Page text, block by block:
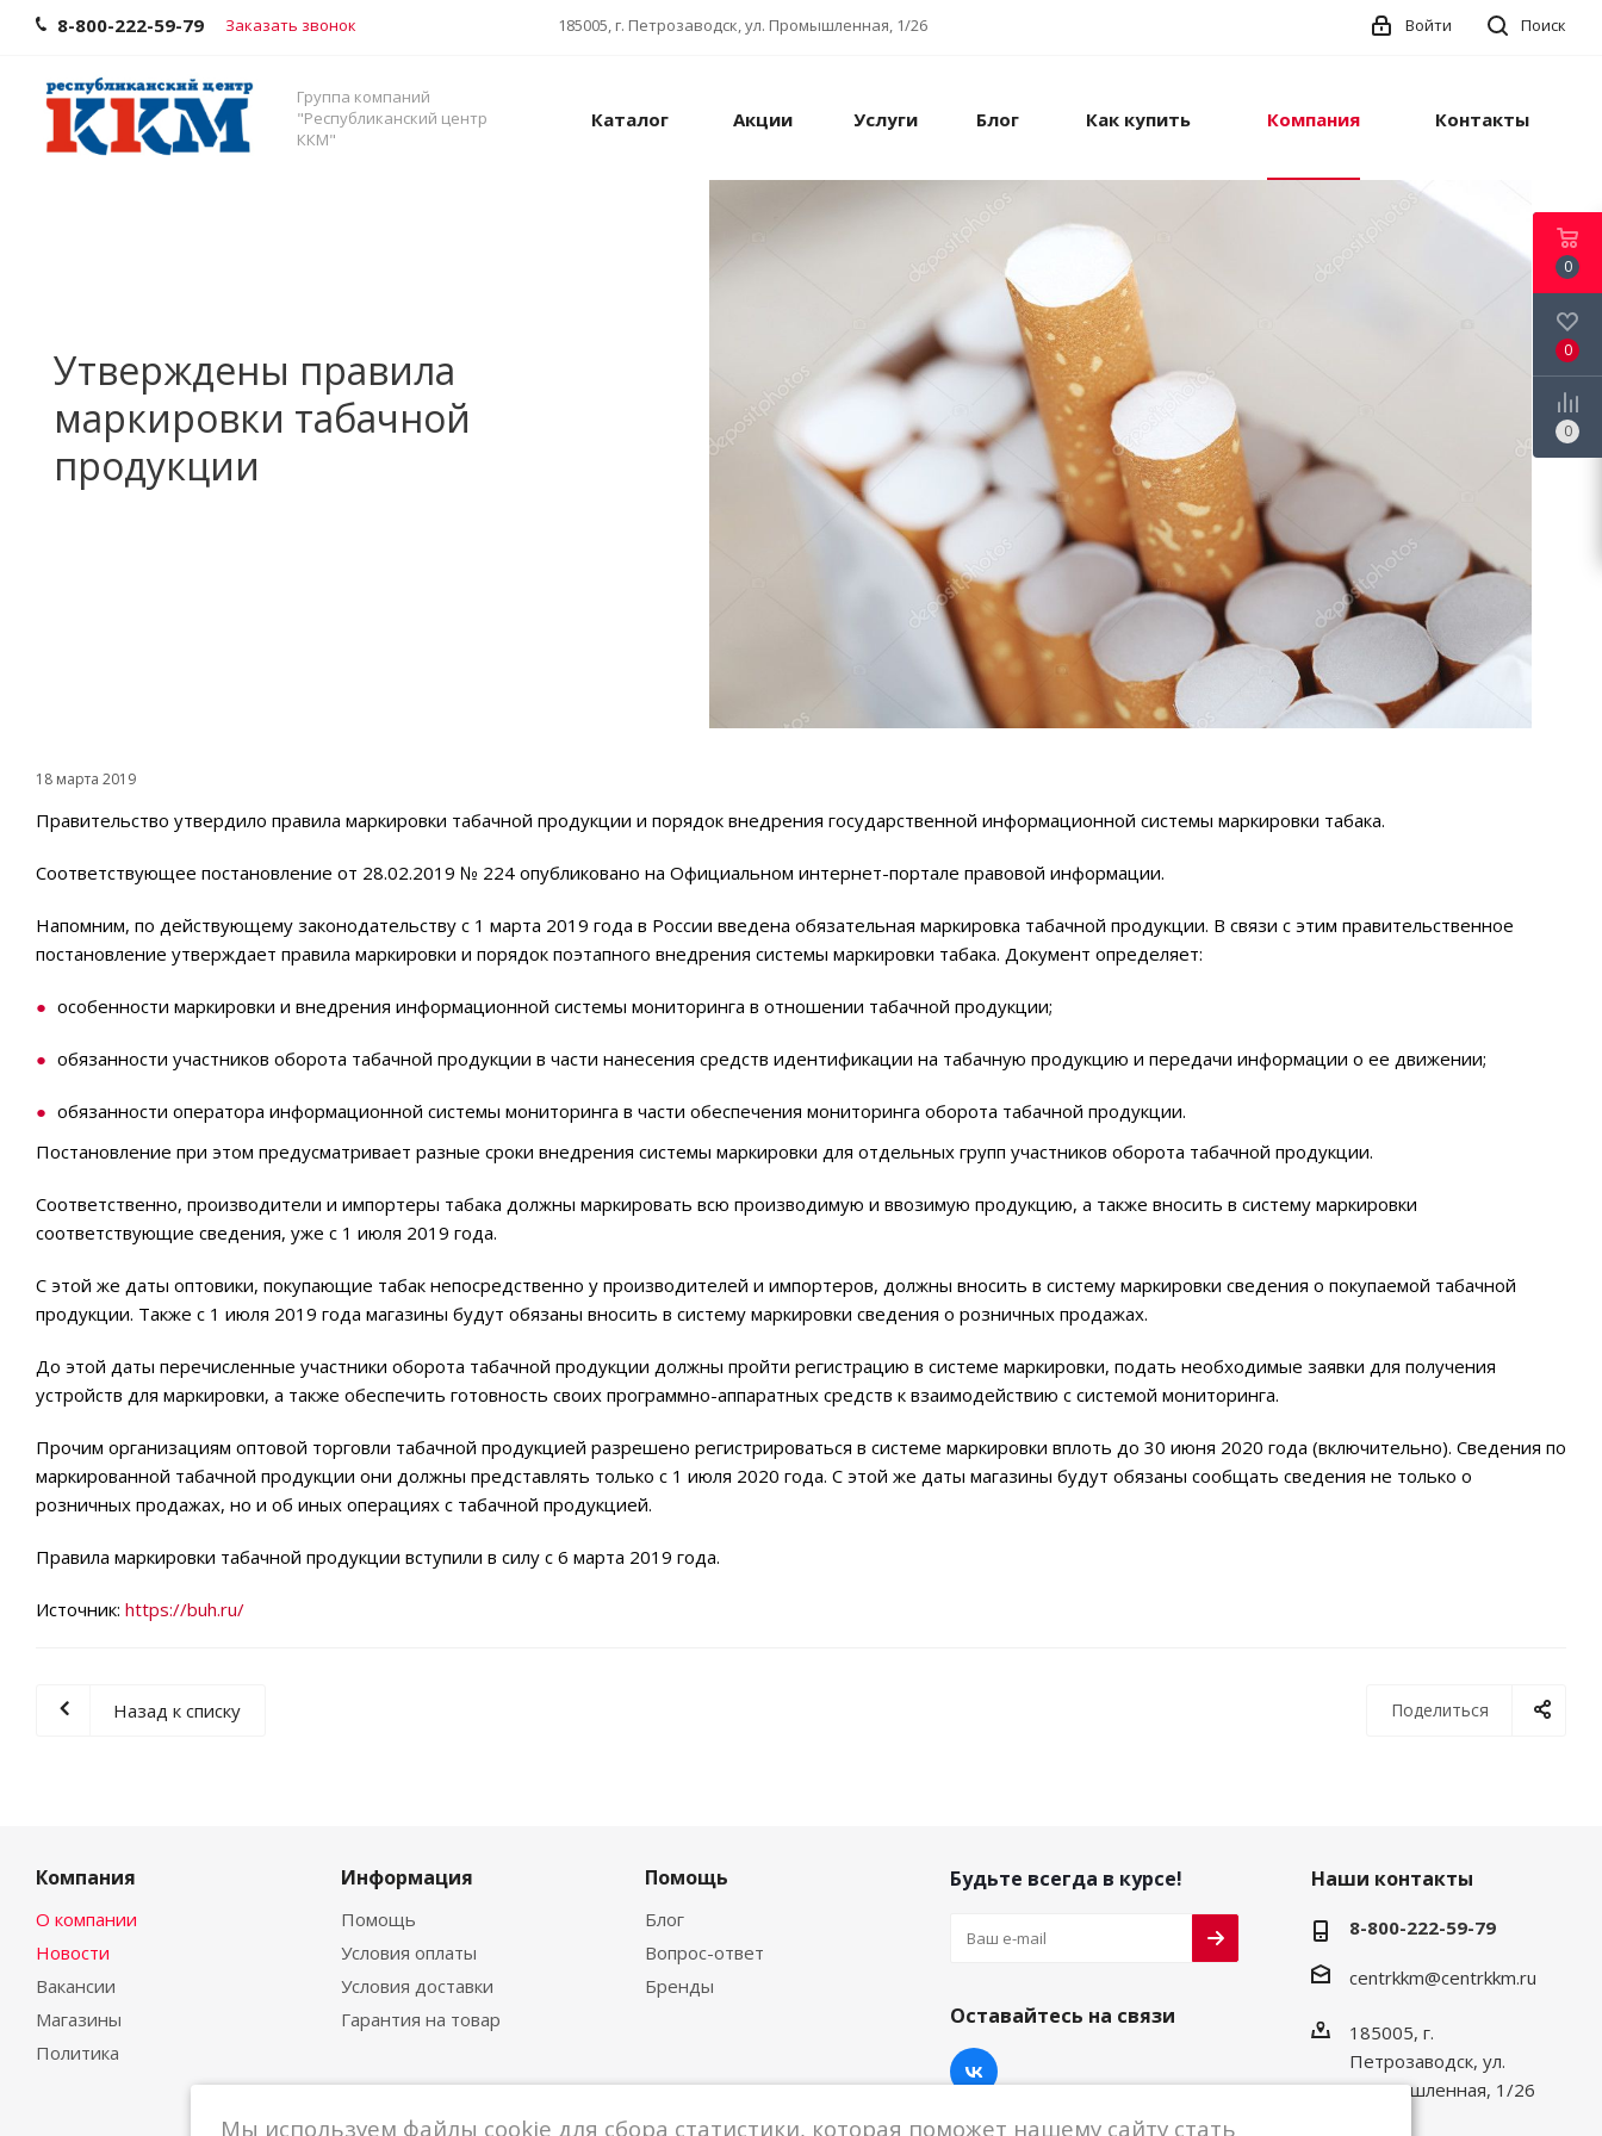
8-800-222-59-79 Заказать звонок 185005, г. Петрозаводск, ул. Промышленная, 1/26 Поиск
Войти
Группа компаний
"Республиканский центр
ККМ"
Каталог Акции Услуги Блог Как купить Компания Контакты
Утверждены правила
маркировки табачной
продукции
18 марта 2019
Правительство утвердило правила маркировки табачной продукции и порядок внедрения государственной информационной системы маркировки табака.
Соответствующее постановление от 28.02.2019 № 224 опубликовано на Официальном интернет-портале правовой информации.
Напомним, по действующему законодательству с 1 марта 2019 года в России введена обязательная маркировка табачной продукции. В связи с этим правительственное
постановление утверждает правила маркировки и порядок поэтапного внедрения системы маркировки табака. Документ определяет:
особенности маркировки и внедрения информационной системы мониторинга в отношении табачной продукции;
обязанности участников оборота табачной продукции в части нанесения средств идентификации на табачную продукцию и передачи информации о ее движении;
обязанности оператора информационной системы мониторинга в части обеспечения мониторинга оборота табачной продукции.
Постановление при этом предусматривает разные сроки внедрения системы маркировки для отдельных групп участников оборота табачной продукции.
Соответственно, производители и импортеры табака должны маркировать всю производимую и ввозимую продукцию, а также вносить в систему маркировки
соответствующие сведения, уже с 1 июля 2019 года.
С этой же даты оптовики, покупающие табак непосредственно у производителей и импортеров, должны вносить в систему маркировки сведения о покупаемой табачной
продукции. Также с 1 июля 2019 года магазины будут обязаны вносить в систему маркировки сведения о розничных продажах.
До этой даты перечисленные участники оборота табачной продукции должны пройти регистрацию в системе маркировки, подать необходимые заявки для получения
устройств для маркировки, а также обеспечить готовность своих программно-аппаратных средств к взаимодействию с системой мониторинга.
Прочим организациям оптовой торговли табачной продукцией разрешено регистрироваться в системе маркировки вплоть до 30 июня 2020 года (включительно). Сведения по
маркированной табачной продукции они должны представлять только с 1 июля 2020 года. С этой же даты магазины будут обязаны сообщать сведения не только о
розничных продажах, но и об иных операциях с табачной продукцией.
Правила маркировки табачной продукции вступили в силу с 6 марта 2019 года.
Источник: https://buh.ru/
Поделиться
Назад к списку
Компания
О компании
Новости
Вакансии
Магазины
Политика
Информация
Помощь
Условия оплаты
Условия доставки
Гарантия на товар
Помощь
Блог
Вопрос-ответ
Бренды
Будьте всегда в курсе!
Оставайтесь на связи
Наши контакты
8-800-222-59-79
centrkkm@centrkkm.ru
185005, г.
Петрозаводск, ул.
Промышленная, 1/26
Мы используем файлы cookie для сбора статистики, которая поможет нашему сайту стать
0
0
0